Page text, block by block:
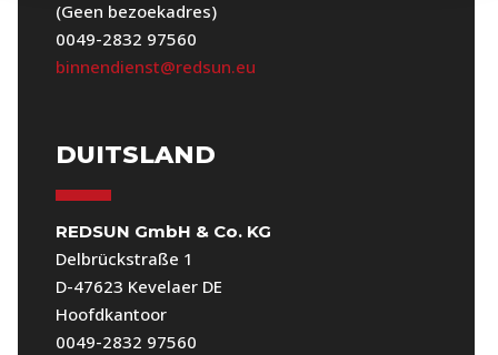
(Geen bezoekadres)
0049-2832 97560
binnendienst@redsun.eu
DUITSLAND
REDSUN GmbH & Co. KG
Delbrückstraße 1
D-47623 Kevelaer DE
Hoofdkantoor
0049-2832 97560